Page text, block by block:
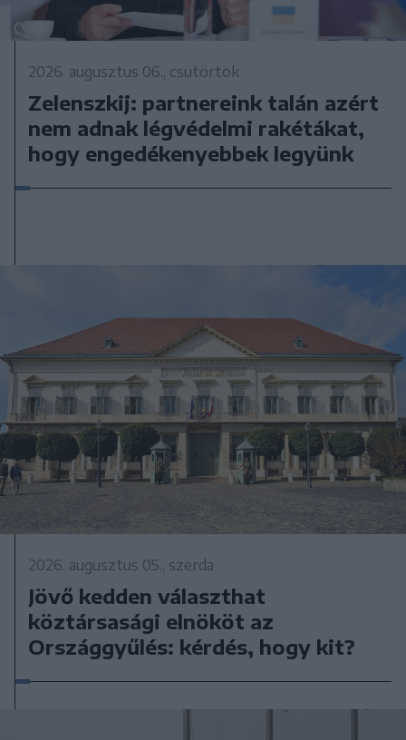
2026. augusztus 06., csütörtök
Zelenszkij: partnereink talán azért
nem adnak légvédelmi rakétákat,
hogy engedékenyebbek legyünk
2026. augusztus 05., szerda
Jövő kedden választhat
köztársasági elnököt az
Országgyűlés: kérdés, hogy kit?